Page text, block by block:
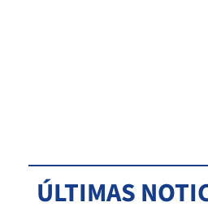
ÚLTIMAS